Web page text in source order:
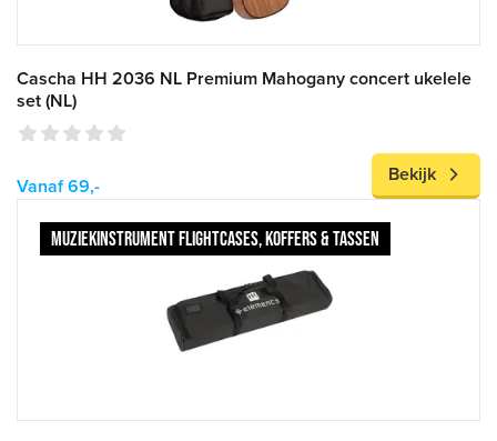
Cascha HH 2036 NL Premium Mahogany concert ukelele
set (NL)
Vanaf 69,-
Bekijk
MUZIEKINSTRUMENT FLIGHTCASES, KOFFERS & TASSEN